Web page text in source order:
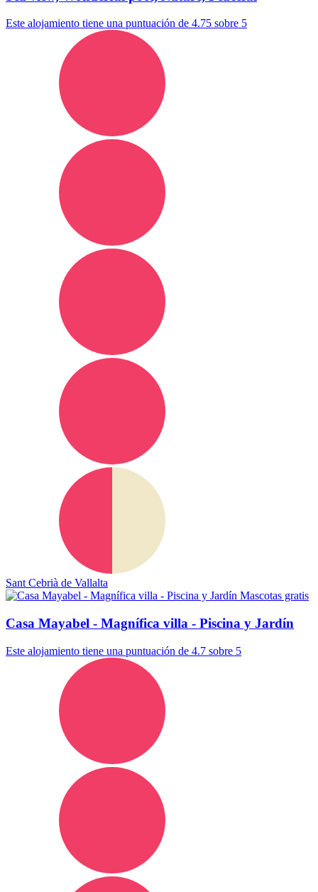
Este alojamiento tiene una puntuación de 4.75 sobre 5
Sant Cebrià de Vallalta
Mascotas gratis
Casa Mayabel - Magnífica villa - Piscina y Jardín
Este alojamiento tiene una puntuación de 4.7 sobre 5